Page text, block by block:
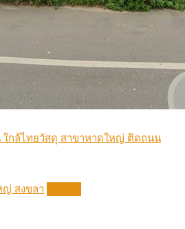
ใกล้ไทยวัสดุ สาขาหาดใหญ่ ติดถนน
ญ่ สงขลา